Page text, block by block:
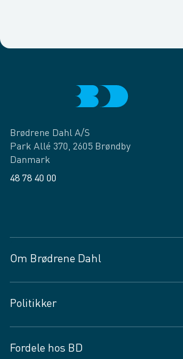
Brødrene Dahl A/S
Park Allé 370, 2605 Brøndby
Danmark
48 78 40 00
Om Brødrene Dahl
Vagttelefon 30 10 89 89
Spørgsmål og svar
Job og karriere
Politikker
Privatlivspolitik
Fordele hos BD